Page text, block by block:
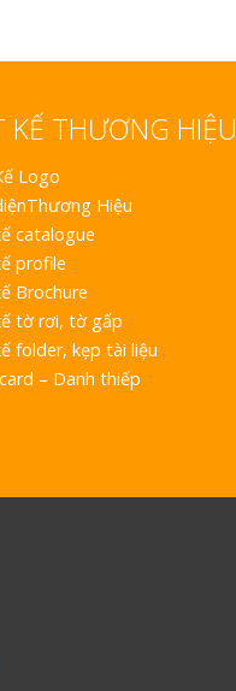
KẾ THƯƠNG HIỆU
Logo
Hiệu
catalogue
profile
Brochure
tờ rơi, tờ gấp
folder, kẹp tài liệu
– Danh thiếp